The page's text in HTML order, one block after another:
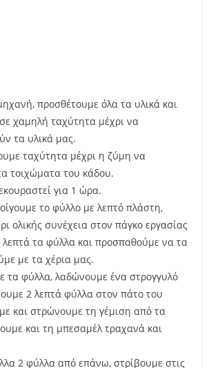
προσθέτουμε όλα τα υλικά και
χαμηλή ταχύτητα μέχρι να
τα υλικά μας.
ταχύτητα μέχρι η ζύμη να
τοιχώματα του κάδου.
για 1 ώρα.
το φύλλο με λεπτό πλάστη,
ολικής συνέχεια στον πάγκο εργασίας
λεπτά τα φύλλα και προσπαθούμε να τα
με τα χέρια μας.
τα φύλλα, λαδώνουμε ένα στρογγυλό
2 λεπτά φύλλα στον πάτο του
και στρώνουμε τη γέμιση από τα
και τη μπεσαμέλ τραχανά και
2 φύλλα από επάνω, στρίβουμε στις